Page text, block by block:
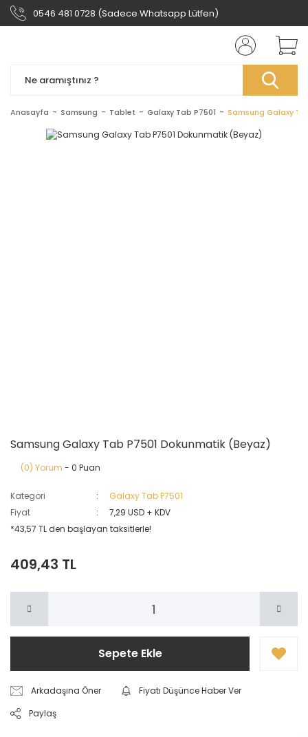
0546 481 0728 (Sadece Whatsapp Lütfen)
Anasayfa Samsung Tablet Galaxy Tab P7501 Samsung Galaxy
Samsung Galaxy Tab P7501 Dokunmatik (Beyaz)
(0) Yorum - 0 Puan
Kategori
Galaxy Tab P7501
Fiyat
7,29 USD + KDV
*43,57 TL den başlayan taksitlerle!
409,43 TL
Sepete Ekle
Arkadaşına Öner
Fiyatı Düşünce Haber Ver
Paylaş